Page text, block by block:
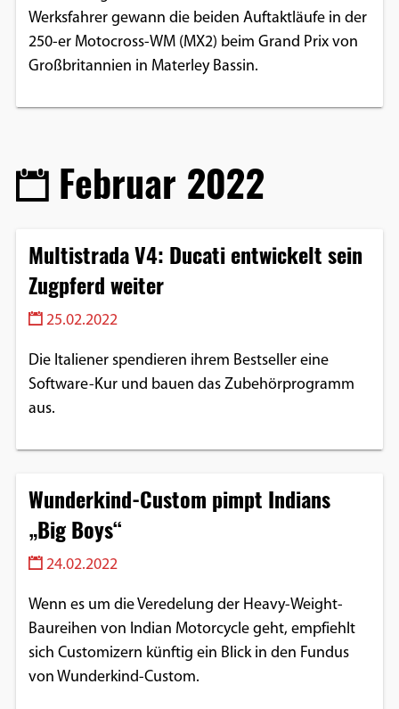
Werksfahrer gewann die beiden Auftaktläufe in der
250-er Motocross-WM (MX2) beim Grand Prix von
Großbritannien in Materley Bassin.
Februar 2022
Multistrada V4: Ducati entwickelt sein
Zugpferd weiter
25.02.2022
Die Italiener spendieren ihrem Bestseller eine
Software-Kur und bauen das Zubehörprogramm
aus.
Wunderkind-Custom pimpt Indians
„Big Boys“
24.02.2022
Wenn es um die Veredelung der Heavy-Weight-
Baureihen von Indian Motorcycle geht, empfiehlt
sich Customizern künftig ein Blick in den Fundus
von Wunderkind-Custom.